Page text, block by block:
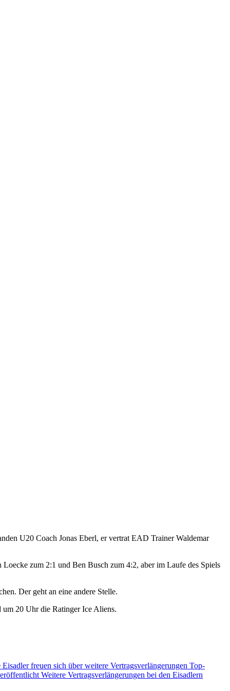
U20 Coach Jonas Eberl, er vertrat EAD Trainer Waldemar
zum 2:1 und Ben Busch zum 4:2, aber im Laufe des Spiels
Der geht an eine andere Stelle.
um 20 Uhr die Ratinger Ice Aliens.
Eisadler freuen sich über weitere Vertragsverlängerungen Top-
Weitere Vertragsverlängerungen bei den Eisadlern